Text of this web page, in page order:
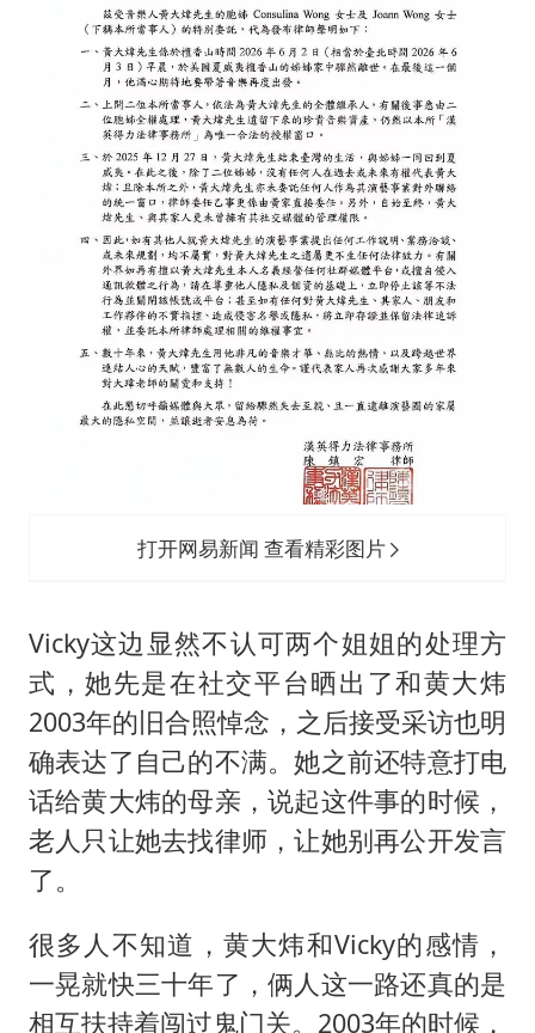
打开网易新闻 查看精彩图片
Vicky这边显然不认可两个姐姐的处理方
式，她先是在社交平台晒出了和黄大炜
2003年的旧合照悼念，之后接受采访也明
确表达了自己的不满。她之前还特意打电
话给黄大炜的母亲，说起这件事的时候，
老人只让她去找律师，让她别再公开发言
了。
很多人不知道，黄大炜和Vicky的感情，
一晃就快三十年了，俩人这一路还真的是
相互扶持着闯过鬼门关。2003年的时候，